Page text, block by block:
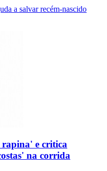
a salvar recém-nascido
rapina' e critica
na corrida